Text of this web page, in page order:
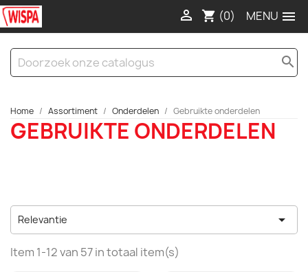

shopping_cart (0)

search
Home Assortiment Onderdelen Gebruikte onderdelen
GEBRUIKTE ONDERDELEN
Relevantie 
Item 1-12 van 57 in totaal item(s)